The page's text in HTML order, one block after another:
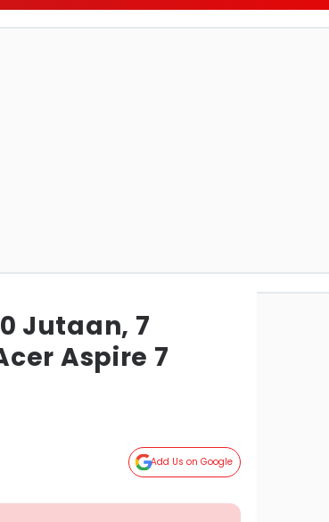
Jutaan, 7
Aspire 7
Add Us on Google